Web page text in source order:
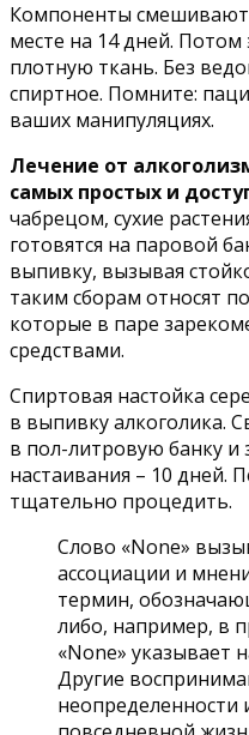
Компоненты
месте на 14 дней.
плотную ткань. Без
спиртное. Помните:
ваших манипуляциях.
Лечение от
самых простых и
чабрецом, сухие
готовятся на паровой
выпивку, вызывая
таким сборам относят
которые в паре
средствами.
Спиртовая настойка
в выпивку алкоголика.
в пол-литровую банку и
настаивания – 10 дней.
тщательно процедить.
Слово «None»
ассоциации и
термин,
либо, например, в
«None» указывает
Другие
неопределенности